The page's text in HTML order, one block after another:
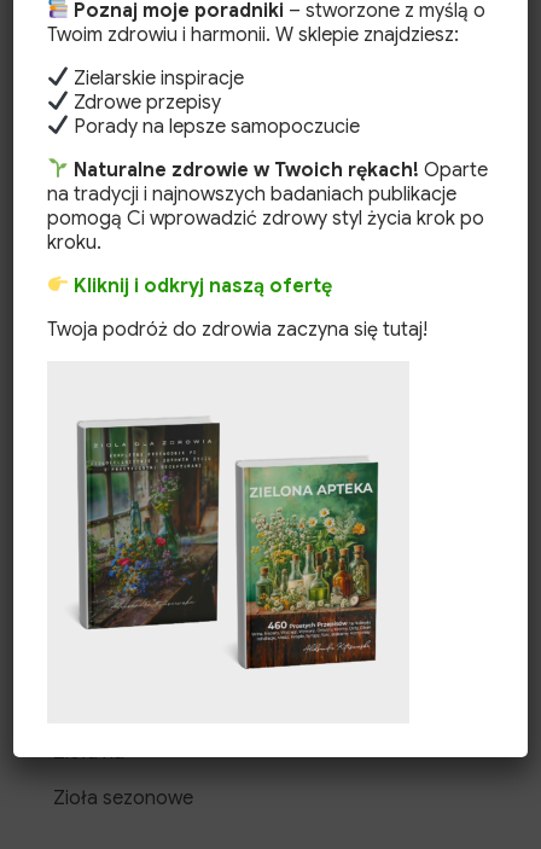
Szukaj
Search
for:
Kategorie
Herbaty ziołowe
Kosmetyki naturalne
Odchudzanie
Świece z wosku pszczelego
Uprawa ziół
Zioła na
Zioła sezonowe
Poznaj moje poradniki – stworzone z myślą o
Twoim zdrowiu i harmonii. W sklepie znajdziesz:
Zielarskie inspiracje
Zdrowe przepisy
Porady na lepsze samopoczucie
Naturalne zdrowie w Twoich rękach! Oparte
na tradycji i najnowszych badaniach publikacje
pomogą Ci wprowadzić zdrowy styl życia krok po
kroku.
Kliknij i odkryj naszą ofertę
Twoja podróż do zdrowia zaczyna się tutaj!